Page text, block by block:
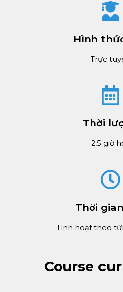
Hình
Trực
Thời
2,5 giờ
Thời
Linh hoạt theo
Course